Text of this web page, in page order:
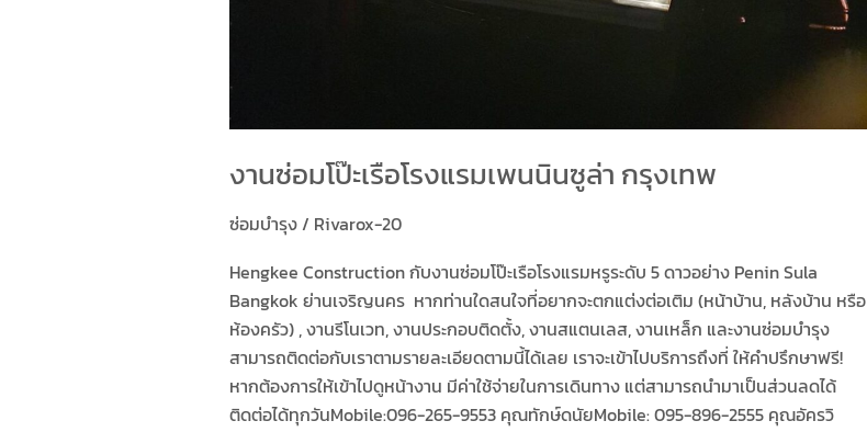
งานซ่อมโป๊ะเรือโรงแรมเพนนินซูล่า กรุงเทพ
ซ่อมบำรุง/ Rivarox-20
Hengkee Construction กับงานซ่อมโป๊ะเรือโรงแรมหรูระดับ 5 ดาวอย่าง Penin Sula
Bangkok ย่านเจริญนคร หากท่านใดสนใจที่อยากจะตกแต่งต่อเติม (หน้าบ้าน, หลังบ้าน หรือ
ห้องครัว) , งานรีโนเวท, งานประกอบติดตั้ง, งานสแตนเลส, งานเหล็ก และงานซ่อมบำรุง
สามารถติดต่อกับเราตามรายละเอียดตามนี้ได้เลย เราจะเข้าไปบริการถึงที่ ให้คำปรึกษาฟรี!
หากต้องการให้เข้าไปดูหน้างาน มีค่าใช้จ่ายในการเดินทาง แต่สามารถนำมาเป็นส่วนลดได้
ติดต่อได้ทุกวันMobile:096-265-9553 คุณทักษ์ดนัยMobile: 095-896-2555 คุณอัครวิ